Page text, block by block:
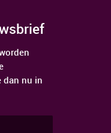
dan nu in